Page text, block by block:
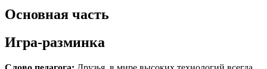
Основная часть
Игра-разминка